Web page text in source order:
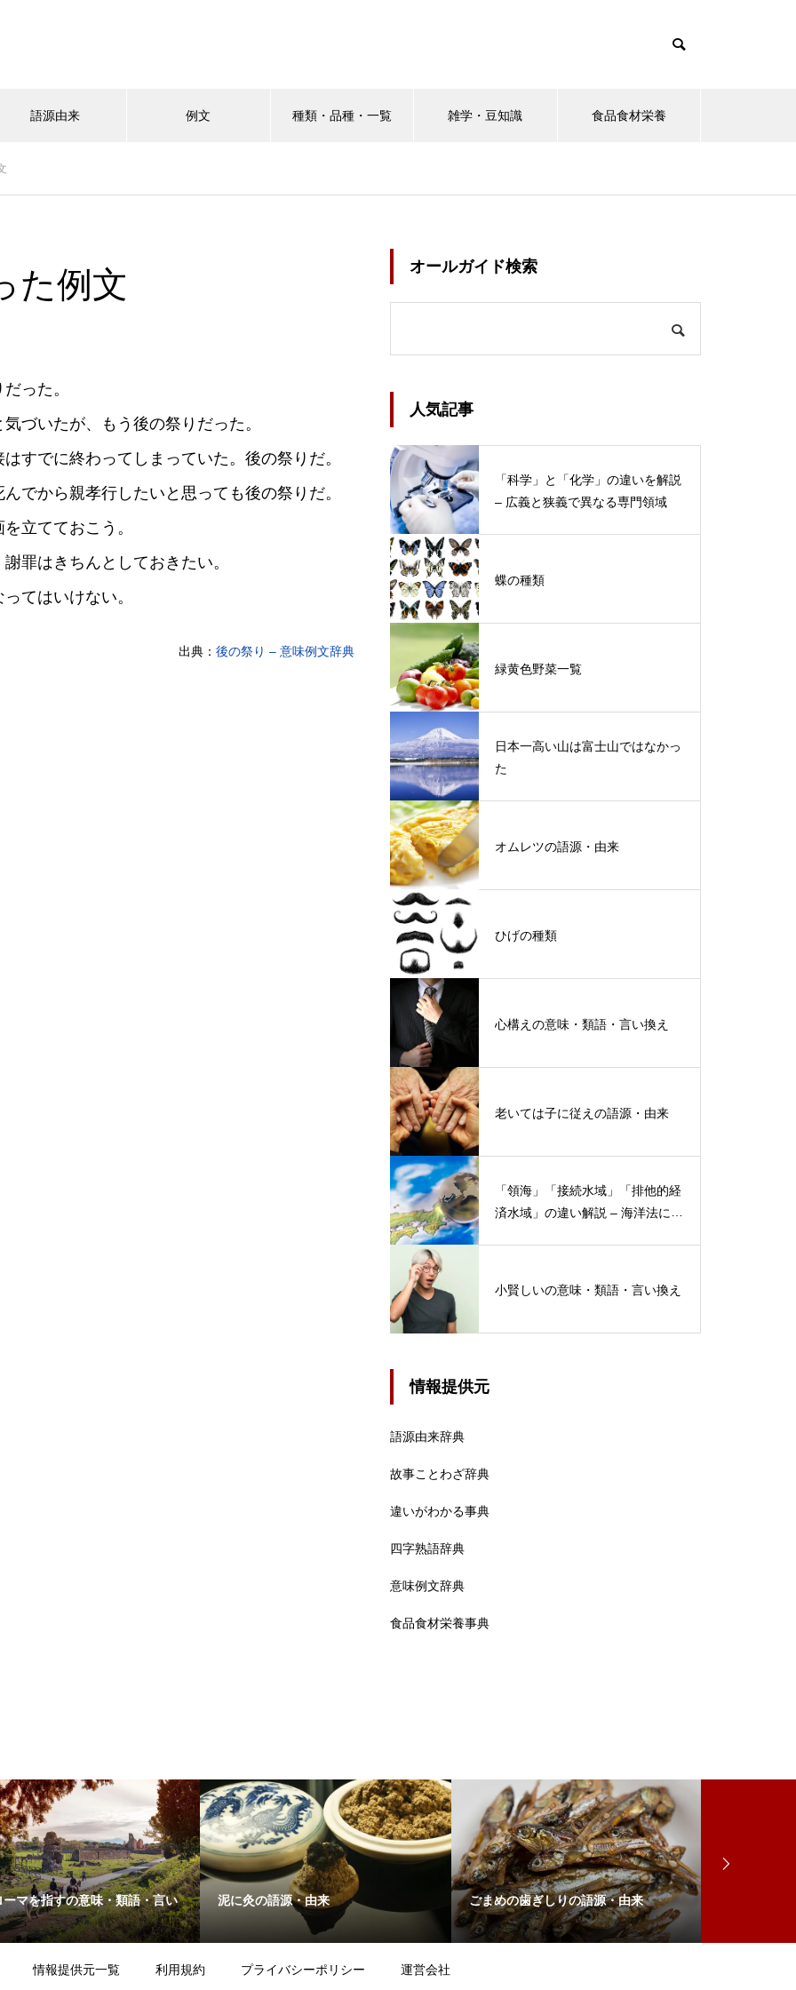
語源由来 例文 種類・品種・一覧 雑学・豆知識 食品食材栄養
た例文
った。
づいたが、もう後の祭りだった。
すでに終わってしまっていた。後の祭りだ。
でから親孝行したいと思っても後の祭りだ。
立てておこう。
罪はきちんとしておきたい。
てはいけない。
出典： 後の祭り – 意味例文辞典
オールガイド検索
人気記事
「科学」と「化学」の違いを解説
– 広義と狭義で異なる専門領域
蝶の種類
緑黄色野菜一覧
日本一高い山は富士山ではなかっ
た
オムレツの語源・由来
ひげの種類
心構えの意味・類語・言い換え
老いては子に従えの語源・由来
「領海」「接続水域」「排他的経
済水域」の違い解説 – 海洋法にお
小賢しいの意味・類語・言い換え
情報提供元
語源由来辞典
故事ことわざ辞典
違いがわかる事典
四字熟語辞典
意味例文辞典
食品食材栄養事典
ーマを指すの意味・類語・言い 泥に灸の語源・由来 ごまめの歯ぎしりの語源・由来
情報提供元一覧 利用規約 プライバシーポリシー 運営会社